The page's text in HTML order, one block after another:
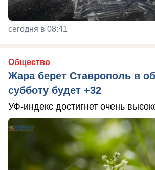
сегодня в 08:41
Общество
Жара берет Ставрополь в
субботу будет +32
УФ-индекс достигнет очень